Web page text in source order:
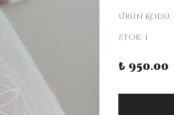
Ürün Kodu:
Stok: 1
₺ 950.00